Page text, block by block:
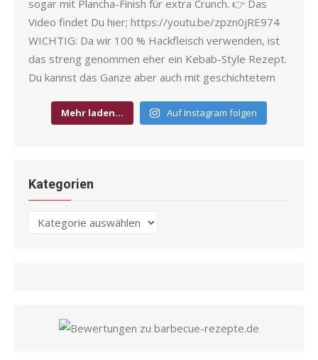
Mehr laden… Auf Instagram folgen
Kategorien
Kategorien